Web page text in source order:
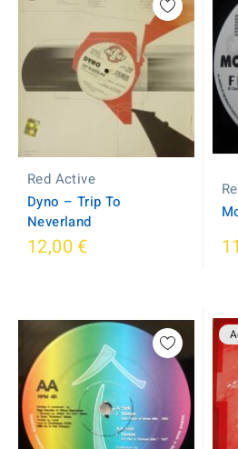
Red Active
Dyno ‎– Trip To
Neverland
12,00 €